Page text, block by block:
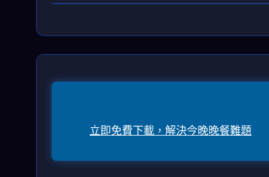
立即免費下載，解決今晚晚餐難題